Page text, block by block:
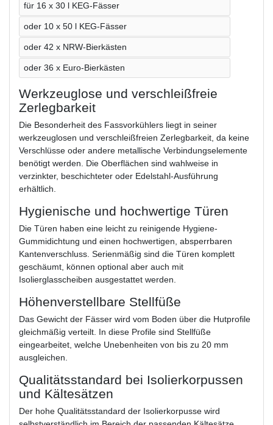
für 16 x 30 l KEG-Fässer
oder 10 x 50 l KEG-Fässer
oder 42 x NRW-Bierkästen
oder 36 x Euro-Bierkästen
Werkzeuglose und verschleißfreie
Zerlegbarkeit
Die Besonderheit des Fassvorkühlers liegt in seiner
werkzeuglosen und verschleißfreien Zerlegbarkeit, da keine
Verschlüsse oder andere metallische Verbindungselemente
benötigt werden. Die Oberflächen sind wahlweise in
verzinkter, beschichteter oder Edelstahl-Ausführung
erhältlich.
Hygienische und hochwertige Türen
Die Türen haben eine leicht zu reinigende Hygiene-
Gummidichtung und einen hochwertigen, absperrbaren
Kantenverschluss. Serienmäßig sind die Türen komplett
geschäumt, können optional aber auch mit
Isolierglasscheiben ausgestattet werden.
Höhenverstellbare Stellfüße
Das Gewicht der Fässer wird vom Boden über die Hutprofile
gleichmäßig verteilt. In diese Profile sind Stellfüße
eingearbeitet, welche Unebenheiten von bis zu 20 mm
ausgleichen.
Qualitätsstandard bei Isolierkorpussen
und Kältesätzen
Der hohe Qualitätsstandard der Isolierkorpusse wird